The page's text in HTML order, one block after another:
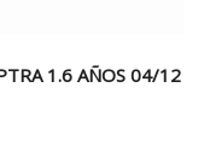
1.6 AÑOS 04/12